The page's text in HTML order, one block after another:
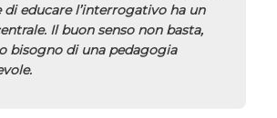
di educare l’interrogativo ha un
Il buon senso non basta,
bisogno di una pedagogia